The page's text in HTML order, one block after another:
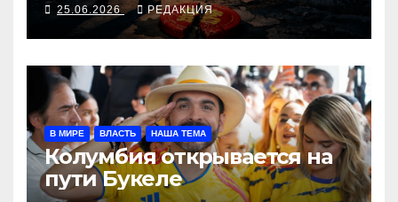
25.06.2026 РЕДАКЦИЯ
В МИРЕ ВЛАСТЬ НАША ТЕМА
Колумбия открывается на
пути Букеле